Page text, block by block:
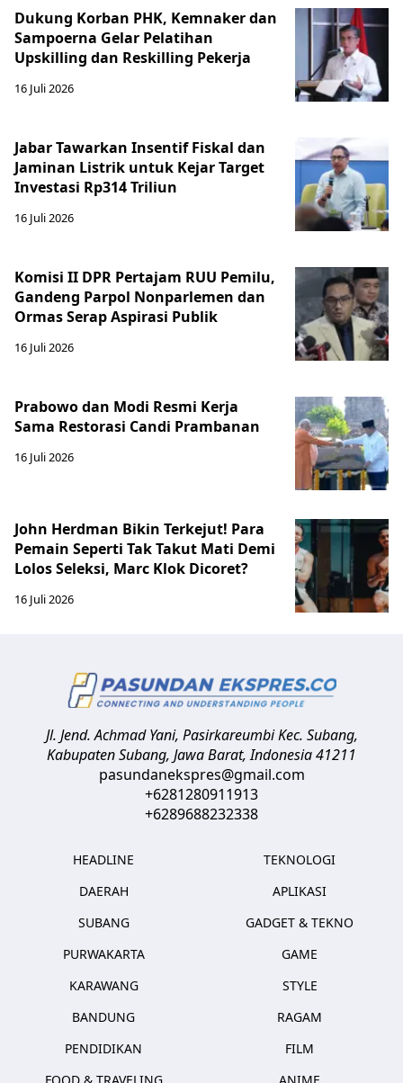
Dukung Korban PHK, Kemnaker dan
Sampoerna Gelar Pelatihan
Upskilling dan Reskilling Pekerja
16 Juli 2026
Jabar Tawarkan Insentif Fiskal dan
Jaminan Listrik untuk Kejar Target
Investasi Rp314 Triliun
16 Juli 2026
Komisi II DPR Pertajam RUU Pemilu,
Gandeng Parpol Nonparlemen dan
Ormas Serap Aspirasi Publik
16 Juli 2026
Prabowo dan Modi Resmi Kerja
Sama Restorasi Candi Prambanan
16 Juli 2026
John Herdman Bikin Terkejut! Para
Pemain Seperti Tak Takut Mati Demi
Lolos Seleksi, Marc Klok Dicoret?
16 Juli 2026
Jl. Jend. Achmad Yani, Pasirkareumbi Kec. Subang,
Kabupaten Subang, Jawa Barat,Indonesia41211
pasundanekspres@gmail.com
+6281280911913
+6289688232338
HEADLINE
DAERAH
SUBANG
PURWAKARTA
KARAWANG
BANDUNG
PENDIDIKAN
TEKNOLOGI
APLIKASI
GADGET & TEKNO
GAME
STYLE
RAGAM
FILM